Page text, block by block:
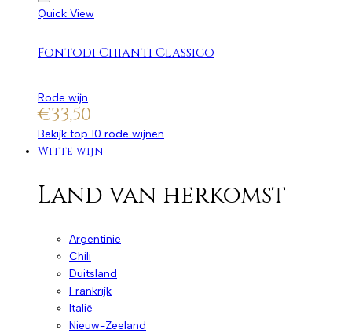
Quick View
Fontodi Chianti Classico
Rode wijn
€33,50
Bekijk top 10 rode wijnen
Witte wijn
Land van herkomst
Argentinië
Chili
Duitsland
Frankrijk
Italië
Nieuw-Zeeland